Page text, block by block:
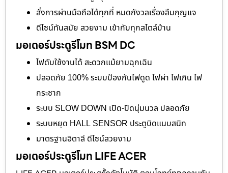
สั่งการผ่านมือถือได้ทุกที่ หมดกังวลเรื่องลืมกุญแจ
ดีไซน์ทันสมัย สวยงาม เข้ากับทุกสไตล์บ้าน
มอเตอร์ประตูรีโมท BSM DC
ไฟดับใช้งานได้ สะดวกแม้ยามฉุกเฉิน
ปลอดภัย 100% ระบบป้องกันไฟดูด ไฟผ่า ไฟเกิน ไฟ
กระชาก
ระบบ SLOW DOWN เปิด-ปิดนุ่มนวล ปลอดภัย
ระบบหยุด HALL SENSOR ประตูบิดแนบสนิท
มาตรฐานอิตาลี ดีไซน์สวยงาม
มอเตอร์ประตูรีโมท LIFE ACER